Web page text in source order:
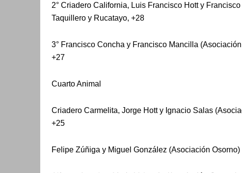
2° Criadero California, Luis Francisco Hott y
Taquillero y Rucatayo, +28
3° Francisco Concha y Francisco Mancilla
+27
Cuarto Animal
Criadero Carmelita, Jorge Hott y Ignacio Salas
+25
Felipe Zúñiga y Miguel González (Asociación